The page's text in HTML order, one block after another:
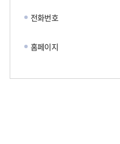
전화번호
홈페이지